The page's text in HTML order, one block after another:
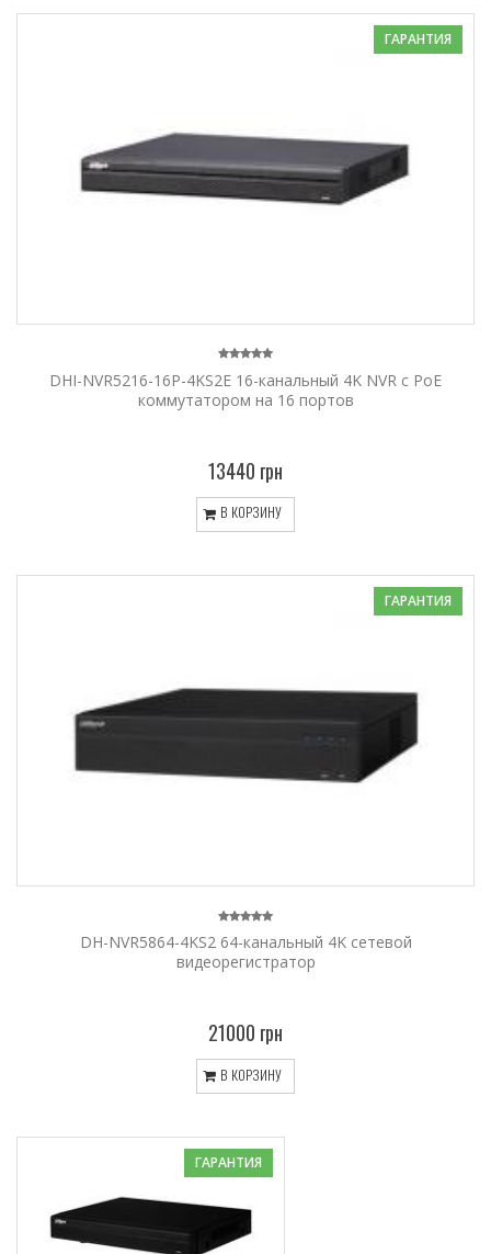
ГАРАНТИЯ
DHI-NVR5216-16P-4KS2E 16-канальный 4K NVR c PoE
коммутатором на 16 портов
13440 грн
В КОРЗИНУ
ГАРАНТИЯ
DH-NVR5864-4KS2 64-канальный 4K сетевой
видеорегистратор
21000 грн
В КОРЗИНУ
ГАРАНТИЯ